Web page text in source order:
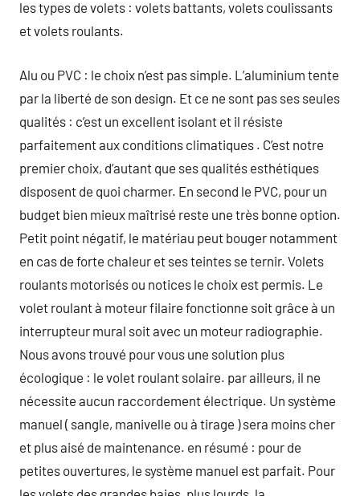
les types de volets : volets battants, volets coulissants
et volets roulants.
Alu ou PVC : le choix n’est pas simple. L’aluminium tente
par la liberté de son design. Et ce ne sont pas ses seules
qualités : c’est un excellent isolant et il résiste
parfaitement aux conditions climatiques . C’est notre
premier choix, d’autant que ses qualités esthétiques
disposent de quoi charmer. En second le PVC, pour un
budget bien mieux maîtrisé reste une très bonne option.
Petit point négatif, le matériau peut bouger notamment
en cas de forte chaleur et ses teintes se ternir. Volets
roulants motorisés ou notices le choix est permis. Le
volet roulant à moteur filaire fonctionne soit grâce à un
interrupteur mural soit avec un moteur radiographie.
Nous avons trouvé pour vous une solution plus
écologique : le volet roulant solaire. par ailleurs, il ne
nécessite aucun raccordement électrique. Un système
manuel ( sangle, manivelle ou à tirage ) sera moins cher
et plus aisé de maintenance. en résumé : pour de
petites ouvertures, le système manuel est parfait. Pour